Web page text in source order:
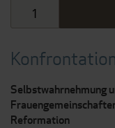
Selbstwahrnehmung
Reformation